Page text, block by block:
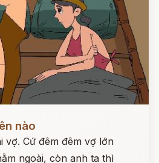
nào
vợ. Cứ đêm đêm vợ lớn
ngoài, còn anh ta thì